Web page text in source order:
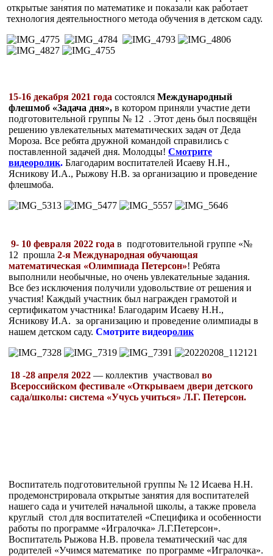
открытые занятия по математике и показали как работает
технология деятельностного метода обучения в детском саду.
15-16 декабря 2021 года состоялся Международный
флешмоб «Задача дня», в котором приняли участие дети
подготовительной группы № 12 . Этот день был посвящён
решению увлекательных математических задач от Деда
Мороза. Все ребята дружной командой справились с
поставленной задачей дня. Молодцы! Смотрите
видеоролик. Благодарим воспитателей Исаеву Н.Н.,
Ясникову И.А., Рыжову Н.В. за организацию и проведение
флешмоба.
9- 10 февраля 2022 года в подготовительной группе «№
12 прошла 2-я Международная обучающая
математическая «Олимпиада Петерсон»! Ребята
выполнили необычные, но очень увлекательные задания.
Все без исключения получили удовольствие от решения и
участия! Каждый участник был награжден грамотой и
сертификатом участника! Благодарим Исаеву Н.Н.,
Ясникову И.А. за организацию и проведение олимпиады в
нашем детском саду. Смотрите видеоролик
18 -28 апреля 2022 — коллектив участвовал во
Всероссийском фестивале «Открываем двери детского
сада/школы: система «Учусь учиться» Л.Г. Петерсон.
Воспитатель подготовительной группы № 12 Исаева Н.Н.
продемонстрировала открытые занятия для воспитателей
нашего сада и учителей начальной школы, а также провела
круглый стол для воспитателей «Специфика и особенности
работы по программе «Игралочка» Л.Г.Петерсон».
Воспитатель Рыжова Н.В. провела тематический час для
родителей «Учимся математике по программе «Игралочка».